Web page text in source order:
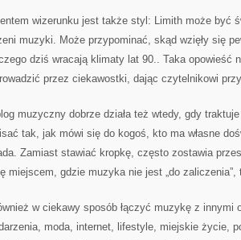
wizerunku jest także styl: Limith może być
muzyki. Może przypominać, skąd wzięły się
dziś wracają klimaty lat 90.. Taka opowieść
przez ciekawostki, dając czytelnikowi
muzyczny dobrze działa też wtedy, gdy
tak, jak mówi się do kogoś, kto ma własne
Zamiast stawiać kropkę, często zostawia
miejscem, gdzie muzyka nie jest „do
w ciekawy sposób łączyć muzykę z innymi
moda, internet, lifestyle, miejskie życie,